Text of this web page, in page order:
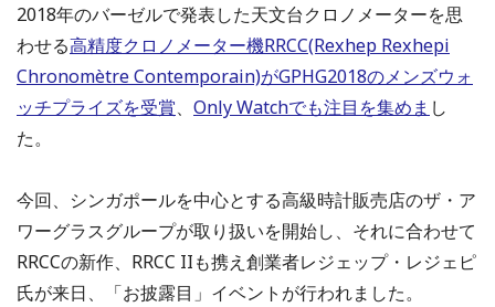
2018年のバーゼルで発表した天文台クロノメーターを思
わせる高精度クロノメーター機RRCC(Rexhep Rexhepi
Chronomètre Contemporain)がGPHG2018のメンズウォ
ッチプライズを受賞、 Only Watchでも注目を集めま し
た。
今回、シンガポールを中心とする高級時計販売店のザ・ア
ワーグラスグループが取り扱いを開始し、それに合わせて
RRCCの新作、RRCC IIも携え創業者レジェップ・レジェピ
氏が来日、「お披露目」イベントが行われました。